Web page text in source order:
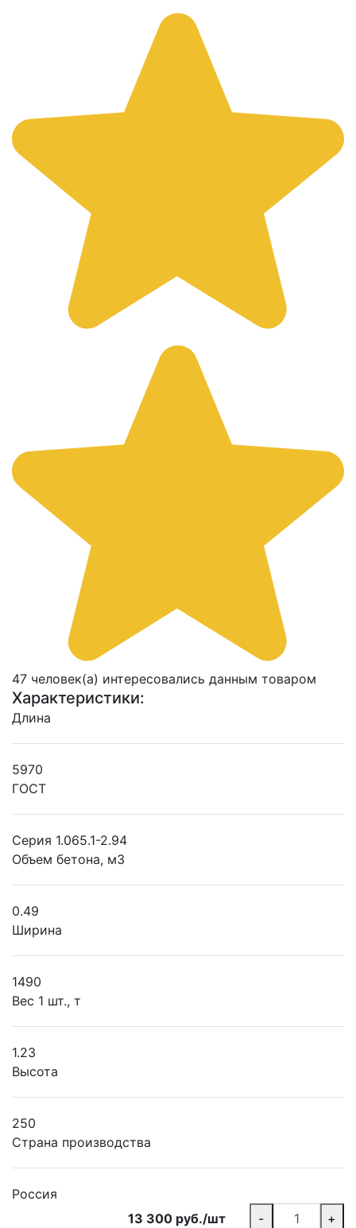
47 человек(а) интересовались данным товаром
Характеристики:
Длина
5970
ГОСТ
Серия 1.065.1-2.94
Объем бетона, м3
0.49
Ширина
1490
Вес 1 шт., т
1.23
Высота
250
Страна производства
Россия
13 300 руб./шт
- +